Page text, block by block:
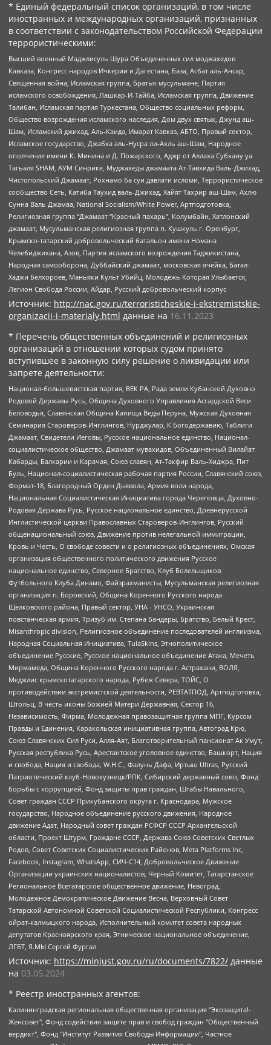
* Единый федеральный список организаций, в том числе
иностранных и международных организаций, признанных
в соответствии с законодательством Российской Федерации
террористическими:
Высший военный Маджлисуль Шура Объединенных сил моджахедов
Кавказа, Конгресс народов Ичкерии и Дагестана, База, Асбат аль-Ансар,
Священная война, Исламская группа, Братья-мусульмане, Партия
исламского освобождения, Лашкар-И-Тайба, Исламская группа, Движение
Талибан, Исламская партия Туркестана, Общество социальных реформ,
Общество возрождения исламского наследия, Дом двух святых, Джунд аш-
Шам, Исламский джихад, Аль-Каида, Имарат Кавказ, АБТО, Правый сектор,
Исламское государство, Джабха аль-Нусра ли-Ахль аш-Шам, Народное
ополчение имени К. Минина и Д. Пожарского, Аджр от Аллаха Субхану уа
Тагьаля SHAM, АУМ Синрике, Муджахеды джамаата Ат-Тавхида Валь-Джихад,
Чистопольский Джамаат, Рохнамо ба суи давлати исломи, Террористическое
сообщество Сеть, Катиба Таухид валь-Джихад, Хайят Тахрир аш-Шам, Ахлю
Сунна Валь Джамаа, National Socialism/White Power, Артподготовка,
Религиозная группа “Джамаат “Красный пахарь”, Колумбайн, Хатлонский
джамаат, Мусульманская религиозная группа п. Кушкуль г. Оренбург,
Крымско-татарский добровольческий батальон имени Номана
Челебиджихана, Азов, Партия исламского возрождения Таджикистана,
Народная самооборона, Дуббайский джамаат, московская ячейка, Батал-
Хаджи Белхороев, Маньяки Культ Убийц, Молодёжь Которая Улыбается,
Легион Свобода России, Айдар, Русский добровольческий корпус
Источник: http://nac.gov.ru/terroristicheskie-i-ekstremistskie-
organizacii-i-materialy.html данные на 16.11.2023
* Перечень общественных объединений и религиозных
организаций в отношении которых судом принято
вступившее в законную силу решение о ликвидации или
запрете деятельности:
Национал-большевистская партия, ВЕК РА, Рада земли Кубанской Духовно
Родовой Державы Русь, Община Духовного Управления Асгардской Веси
Беловодья, Славянская Община Капища Веды Перуна, Мужская Духовная
Семинария Староверов-Инглингов, Нурджулар, К Богодержавию, Таблиги
Джамаат, Свидетели Иеговы, Русское национальное единство, Национал-
социалистическое общество, Джамаат мувахидов, Объединенный Вилайат
Кабарды, Балкарии и Карачая, Союз славян, Ат-Такфир Валь-Хиджра, Пит
Буль, Национал-социалистическая рабочая партия России, Славянский союз,
Формат-18, Благородный Орден Дьявола, Армия воли народа,
Национальная Социалистическая Инициатива города Череповца, Духовно-
Родовая Держава Русь, Русское национальное единство, Древнерусской
Инглистической церкви Православных Староверов-Инглингов, Русский
общенациональный союз, Движение против нелегальной иммиграции,
Кровь и Честь, О свободе совести и о религиозных объединениях, Омская
организация общественного политического движения Русское
национальное единство, Северное Братство, Клуб Болельщиков
Футбольного Клуба Динамо, Файзрахманисты, Мусульманская религиозная
организация п. Боровский, Община Коренного Русского народа
Щелковского района, Правый сектор, УНА - УНСО, Украинская
повстанческая армия, Тризуб им. Степана Бандеры, Братство, Белый Крест,
Misanthropic division, Религиозное объединение последователей инглиизма,
Народная Социальная Инициатива, TulaSkins, Этнополитическое
объединение Русские, Русское национальное объединение Атака, Мечеть
Мирмамеда, Община Коренного Русского народа г. Астрахани, ВОЛЯ,
Меджлис крымскотатарского народа, Рубеж Севера, ТОЙС, О
противодействии экстремистской деятельности, РЕВТАТПОД, Артподготовка,
Штольц, В честь иконы Божией Матери Державная, Сектор 16,
Независимость, Фирма, Молодежная правозащитная группа МПГ, Курсом
Правды и Единения, Каракольская инициативная группа, Автоград Крю,
Союз Славянских Сил Руси, Алля-Аят, Благотворительный пансионат Ак Умут,
Русская республика Русь, Арестантское уголовное единство, Башкорт, Нация
и свобода, Нация и свобода, W.H.С., Фалунь Дафа, Иртыш Ultras, Русский
Патриотический клуб-Новокузнецк/РПК, Сибирский державный союз, Фонд
борьбы с коррупцией, Фонд защиты прав граждан, Штабы Навального,
Совет граждан СССР Прикубанского округа г. Краснодара, Мужское
государство, Народное объединение русского движения, Народное
движение Адат, Народный совет граждан РСФСР СССР Архангельской
области, Проект Штурм, Граждане СССР, Держава Союз Советских Светлых
Родов, Совет Советских Социалистических Районов, Meta Platforms Inc,
Facebook, Instagram, WhatsApp, СИЧ-С14, Добровольческое Движение
Организации украинских националистов, Черный Комитет, Татарстанское
Региональное Всетатарское общественное движение, Невоград,
Молодежное Демократическое Движение Весна, Верховный Совет
Татарской Автономной Советской Социалистической Республики, Конгресс
ойрат-калмыцкого народа, Исполнительный комитет совета народных
депутатов Красноярского края, Этническое национальное объединение,
ЛГБТ, Я.МЫ Сергей Фургал
Источник: https://minjust.gov.ru/ru/documents/7822/ данные
на 03.05.2024
* Реестр иностранных агентов:
Калининградская региональная общественная организация "Экозащита!-Женсовет", Фонд содействия защите прав и свобод граждан "Общественный вердикт", Фонд "Институт Развития Свободы Информации", Частное учреждение "Информационное агентство МЕМО. РУ", Региональная общественная организация "Общественная комиссия по сохранению наследия академика Сахарова", Фонд поддержки свободы прессы, Санкт-Петербургская общественная правозащитная организация "Гражданский контроль", Межрегиональная общественная организация "Информационно-просветительский центр "Мемориал", Региональный Фонд "Центр Защиты Прав Средств Массовой Информации", с 05.12.2023 Фонд "Центр Защиты Прав Средств массовой информации", Региональная общественная благотворительная организация помощи беженцам и мигрантам "Гражданское содействие", Негосударственное образовательное учреждение дополнительного профессионального образования (повышение квалификации) специалистов "АКАДЕМИЯ ПО ПРАВАМ ЧЕЛОВЕКА", Свердловская региональная общественная организация "Сутяжник", Автономная некоммерческая организация "Центр независимых социологических исследований", Союз общественных объединений "Российский исследовательский центр по правам человека", Региональное общественное учреждение научно-информационный центр "МЕМОРИАЛ", Некоммерческая организация "Фонд защиты гласности", Автономная некоммерческая организация "Институт прав человека", Городская общественная организация "Екатеринбургское общество "МЕМОРИАЛ", Городская общественная организация "Рязанское историко-просветительское и правозащитное общество "Мемориал" (Рязанский Мемориал), Челябинский региональный орган общественной самодеятельности – женское общественное объединение "Женщины Евразии", Челябинский региональный орган общественной самодеятельности "Уральская правозащитная группа", Фонд содействия защите здоровья и социальной справедливости имени Андрея Рылькова, Автономная Некоммерческая Организация "Аналитический Центр Юрия Левады", Автономная некоммерческая организация социальной поддержки населения "Проект Апрель", Региональная общественная организация помощи женщинам и детям, находящимся в кризисной ситуации "Информационно-методический центр "Анна", Фонд содействия развитию массовых коммуникаций и правовому просвещению "Так-так-Так", Фонд содействия устойчивому развитию "Серебряная тайга", Свердловский региональный общественный фонд социальных проектов "Новое время", "Idel.Реалии", Кавказ.Реалии, Крым.Реалии, Телеканал Настоящее Время, Татаро-башкирская служба Радио Свобода (Azatliq Radiosi), Радио Свободная Европа/Радио Свобода (PCE/PC), "Сибирь.Реалии", "Фактограф", Благотворительный фонд помощи осужденным и их семьям, Автономная некоммерческая организация "Институт глобализации и социальных движений", Фонд "В защиту прав заключенных", Частное учреждение "Центр поддержки и содействия развитию средств массовой информации", Пензенский региональный общественный благотворительный фонд "Гражданский союз", "Север.Реалии", Некоммерческая организация Фонд "Правовая инициатива", Общество с ограниченной ответственностью "Радио Свободная Европа/Радио Свобода", Чешское информационное агентство "MEDIUM-ORIENT", Красноярская региональная общественная организация "Мы против СПИДа", Камалягин Денис Николаевич, Маркелов Сергей Евгеньевич, Пономарев Лев Александрович, Савицкая Людмила Алексеевна, Автономная некоммерческая организация "Центр по работе с проблемой насилия "НАСИЛИЮ.НЕТ", Межрегиональный профессиональный союз работников здравоохранения "Альянс врачей", Юридическое лицо, зарегистрированное в Латвийской Республике, SIA "Medusa Project" (регистрационный номер 40103797863, дата регистрации 10.06.2014), Некоммерческая организация "Фонд по борьбе с коррупцией", Автономная некоммерческая организация "Институт права и публичной политики", Баданин Роман Сергеевич, Гликин Максим Александрович, Железнова Мария Михайловна, Лукьянова Юлия Сергеевна, Маетная Елизавета Витальевна, Маняхин Петр Борисович, Чуракова Ольга Владимировна, Ярош Юлия Петровна, Юридическое лицо "The Insider SIA", зарегистрированное в Риге, Латвийская Республика (дата регистрации 26.06.2015), являющееся администратором доменного имени интернет-издания "The Insider SIA", https://theins.ru, Постернак Алексей Евгеньевич, Рубин Михаил Аркадьевич, Анин Роман Александрович, Юридическое лицо Istories fonds, зарегистрированное в Латвийской Республике (регистрационный номер 50008295751, дата регистрации 24.02.2020), Великовский Дмитрий Александрович, Долинина Ирина Николаевна, Мароховская Алеся Алексеевна, Шлейнов Роман Юрьевич, Шмагун Олеся Валентиновна, Общество с ограниченной ответственностью "Альтаир 2021", Общество с ограниченной ответственностью "Вега 2021", Общество с ограниченной ответственностью "Главный редактор 2021", Общество с ограниченной ответственностью "Ромашки монолит", Важенков Артем Валерьевич, Ивановская областная общественная организация "Центр гендерных исследований", Гурман Юрий Альбертович, Медиапроект "ОВД-Инфо", Егоров Владимир Владимирович, Жилинский Владимир Александрович, Общество с ограниченной ответственностью "ЗП", Иванова София Юрьевна, Карезина Инна Павловна, Кильтау Екатерина Викторовна, Петров Алексей Викторович, Пискунов Сергей Евгеньевич, Смирнов Сергей Сергеевич, Тихонов Михаил Сергеевич, Общество с ограниченной ответственностью "ЖУРНАЛИСТ-ИНОСТРАННЫЙ АГЕНТ", Арапова Галина Юрьевна, Вольтская Татьяна Анатольевна, Американская компания "Mason G.E.S. Anonymous Foundation" (США), являющаяся владельцем интернет-издания https://mnews.world/, Компания "Stichting Bellingcat", зарегистрированная в Нидерландах (дата регистрации 11.07.2018), Захаров Андрей Вячеславович, Клепиковская Екатерина Дмитриевна, Общество с ограниченной ответственностью "МЕМО", Перл Роман Александрович, Симонов Евгений Алексеевич, Соловьева Елена Анатольевна, Сотников Даниил Владимирович, Сурначева Елизавета Дмитриевна, Автономная некоммерческая организация по защите прав человека и информированию населения "Якутия – Наше Мнение", Общество с ограниченной ответственностью "Москоу диджитал медиа", с 26.01.2023 Общество с ограниченной ответственностью "Чайка Белые сады", Ветошкина Валерия Валерьевна, Заговора Максим Александрович, Межрегиональное общественное движение "Российская ЛГБТ - сеть", Оленичев Максим Владимирович, Павлов Иван Юрьевич, Скворцова Елена Сергеевна, Общество с ограниченной ответственностью "Как бы инагент", Кочетков Игорь Викторович, Общество с ограниченной ответственностью "Честные выборы", Еланчик Олег Александрович, Общество с ограниченной ответственностью "Нобелевский призыв", Гималова Регина Эмилевна, Григорьев Андрей Валерьевич, Григорьева Алина Александровна, Ассоциация по содействию защите прав призывников, альтернативнослужащих и военнослужащих "Правозащитная группа "Гражданин.Армия.Право", Хисамова Регина Фаритовна, Автономная некоммерческая организация по реализации социально-правовых программ "Лилит", Дальневосточное общественное движение "Маяк", Санкт-Петербургская ЛГБТ-инициативная группа "Выход", Инициативная группа ЛГБТ+ "Реверс", Алексеев Андрей Викторович, Бекбулатова Таисия Львовна, Беляев Иван Михайлович, Владыкина Елена Сергеевна, Гельман Марат Александрович, Никульшина Вероника Юрьевна, Толоконникова Надежда Андреевна, Шендерович Виктор Анатольевич, Общество с ограниченной ответственностью "Данное сообщение", Общество с ограниченной ответственностью Издательский дом "Новая глава", Айнбиндер Александра Александровна, Московский комьюнити-центр для ЛГБТ+инициатив, Благотворительный фонд развития филантропии, Deutsche Welle (Германия, Kurt-Schumacher-Strasse 3, 53113 Bonn), Борзунова Мария Михайловна, Воробьев Виктор Викторович, Голубева Анна Львовна, Константинова Алла Михайловна, Малкова Ирина Владимировна, Мурадов Мурад Абдулгалимович, Осетинская Елизавета Николаевна, Понасенков Евгений Николаевич, Ганапольский Матвей Юрьевич, Киселев Евгений Алексеевич, Борухович Ирина Григорьевна, Дремин Иван Тимофеевич, Дубровский Дмитрий Викторович, Красноярская региональная общественная организация поддержки и развития альтернативных образовательных технологий и межкультурных коммуникаций "ИНТЕРРА", Маяковская Екатерина Алексеевна, Фейгин Марк Захарович, Филимонов Андрей Викторович, Дзугкоева Регина Николаевна, Доброхотов Роман Александрович, Дудь Юрий Александрович, Елкин Сергей Владимирович, Кругликов Кирилл Игоревич, Сабунаева Мария Леонидовна, Семенов Алексей Владимирович, Шаинян Карен Багратович, Шульман Екатерина Михайловна, Асафьев Артур Валерьевич, Вахштайн Виктор Семенович, Венедиктов Алексей Алексеевич, Лушникова Екатерина Евгеньевна, Волков Леонид Михайлович, Невзоров Александр Глебович, Пархоменко Сергей Борисович, Сироткин Ярослав Николаевич, Кара-Мурза Владимир Владимирович, Баранова Наталья Владимировна, Гозман Леонид Яковлевич, Кагарлицкий Борис Юльевич, Климарев Михаил Валерьевич, Милов Владимир Станиславович, Автономная некоммерческая организация Краснодарский центр современного искусства "Типография", Моргенштерн Алишер Тагирович, Соболь Любовь Эдуардовна, Общество с ограниченной ответственностью "ЛИЗА НОРМ", Каспаров Гарри Кимович, Ходорковский Михаил Борисович, Общество с ограниченной ответственностью "Апрельские тезисы", Данилович Ирина Брониславовна, Кашин Олег Владимирович, Петров Николай Владимирович, Пивоваров Алексей Владимирович, Соколов Михаил Владимирович, Цветкова Юлия Владимировна, Чичваркин Евгений Александрович, Комитет против пыток/Команда против пыток, Общество с ограниченной ответственностью "Первый научный", Общество с ограниченной ответственностью "Вертолет и ко", Белоцерковская Вероника Борисовна, Кац Максим Евгеньевич, Лазарева Татьяна Юрьевна, Шаведдинов Руслан Табризович, Яшин Илья Валерьевич, Общество с ограниченной ответственностью "Иноагент ААВ", Алешковский Дмитрий Петрович, Альбац Евгения Марковна, Быков Дмитрий Львович, Галямина Юлия Евгеньевна, Лойко Сергей Леонидович, Мартынов Кирилл Константинович, Медведев Сергей Александрович, Крашенинников Федор Геннадиевич, Гордеева Катерина Вл